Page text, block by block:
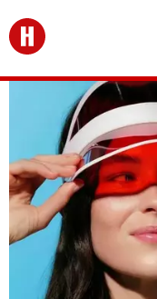
Перейти на главную